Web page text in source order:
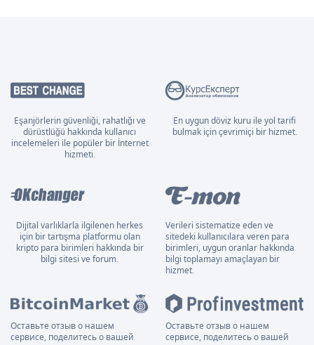
Eşanjörlerin güvenliği, rahatlığı ve
dürüstlüğü hakkında kullanıcı
incelemeleri ile popüler bir İnternet
hizmeti.
En uygun döviz kuru ile yol tarifi
bulmak için çevrimiçi bir hizmet.
Dijital varlıklarla ilgilenen herkes
için bir tartışma platformu olan
kripto para birimleri hakkında bir
bilgi sitesi ve forum.
Verileri sistematize eden ve
sitedeki kullanıcılara veren para
birimleri, uygun oranlar hakkında
bilgi toplamayı amaçlayan bir
hizmet.
Оставьте отзыв о нашем
сервисе, поделитесь о вашей
Оставьте отзыв о нашем
сервисе, поделитесь о вашей